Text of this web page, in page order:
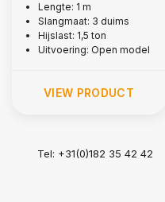
Lengte: 1 m
Slangmaat: 3 duims
Hijslast: 1,5 ton
Uitvoering: Open model
VIEW PRODUCT
Tel: +31(0)182 35 42 42